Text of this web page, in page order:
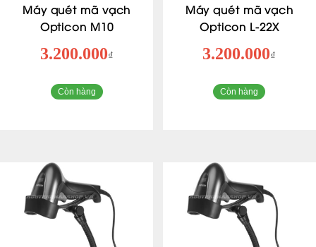
Máy quét mã vạch
Opticon M10
3.200.000₫
Còn hàng
Máy quét mã vạch
Opticon L-22X
3.200.000₫
Còn hàng